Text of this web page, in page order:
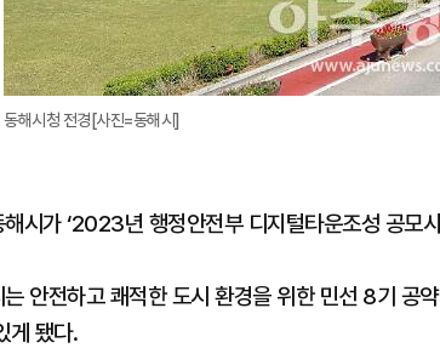
동해시청 전경[사진=동해시]
시가 ‘2023년 행정안전부 디지털타운조성 공모
안전하고 쾌적한 도시 환경을 위한 민선 8기 공
게 됐다.